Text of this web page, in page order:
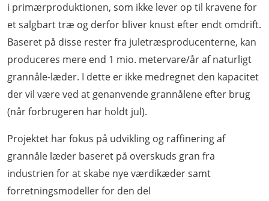
i primærproduktionen, som ikke lever op til kravene for
et salgbart træ og derfor bliver knust efter endt omdrift.
Baseret på disse rester fra juletræsproducenterne, kan
produceres mere end 1 mio. metervare/år af naturligt
grannåle-læder. I dette er ikke medregnet den kapacitet
der vil være ved at genanvende grannålene efter brug
(når forbrugeren har holdt jul).
Projektet har fokus på udvikling og raffinering af
grannåle læder baseret på overskuds gran fra
industrien for at skabe nye værdikæder samt
forretningsmodeller for den del